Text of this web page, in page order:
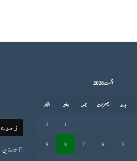
اگست 2026
بدھ جمعرات جمعہ ہفتہ اتوار
1
2
5
6
7
8
9
زمرے
تازہ ترین